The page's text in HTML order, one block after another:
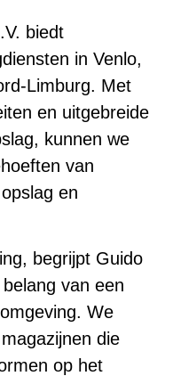
biedt
in Venlo,
Limburg. Met
en uitgebreide
kunnen we
van
en
begrijpt Guido
van een
We
die
op het